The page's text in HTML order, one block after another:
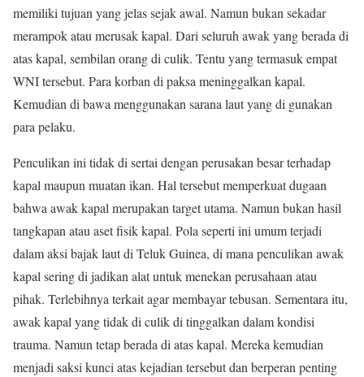
memiliki tujuan yang jelas sejak awal. Namun bukan sekadar
merampok atau merusak kapal. Dari seluruh awak yang berada di
atas kapal, sembilan orang di culik. Tentu yang termasuk empat
WNI tersebut. Para korban di paksa meninggalkan kapal.
Kemudian di bawa menggunakan sarana laut yang di gunakan
para pelaku.
Penculikan ini tidak di sertai dengan perusakan besar terhadap
kapal maupun muatan ikan. Hal tersebut memperkuat dugaan
bahwa awak kapal merupakan target utama. Namun bukan hasil
tangkapan atau aset fisik kapal. Pola seperti ini umum terjadi
dalam aksi bajak laut di Teluk Guinea, di mana penculikan awak
kapal sering di jadikan alat untuk menekan perusahaan atau
pihak. Terlebihnya terkait agar membayar tebusan. Sementara itu,
awak kapal yang tidak di culik di tinggalkan dalam kondisi
trauma. Namun tetap berada di atas kapal. Mereka kemudian
menjadi saksi kunci atas kejadian tersebut dan berperan penting